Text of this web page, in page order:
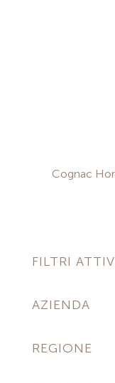
Cognac
FILTRI
AZIENDA
REGIONE